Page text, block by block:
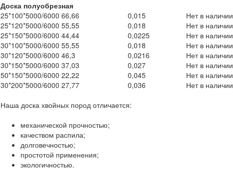
Доска полуобрезная
25*100*5000/6000 66,66 0,015 Нет в наличии
25*120*5000/6000 55,55 0,018 Нет в наличии
25*150*5000/6000 44,44 0,0225 Нет в наличии
30*100*5000/6000 55,55 0,018 Нет в наличии
30*120*5000/6000 46,3 0,0216 Нет в наличии
30*150*5000/6000 37,03 0,027 Нет в наличии
50*150*5000/6000 22,22 0,045 Нет в наличии
30*200*5000/6000 27,77 0,036 Нет в наличии
Наша доска хвойных пород отличается:
механической прочностью;
качеством распила;
долговечностью;
простотой применения;
экологичностью.